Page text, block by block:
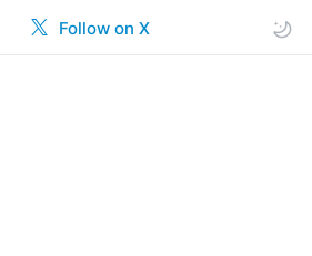
Follow on X